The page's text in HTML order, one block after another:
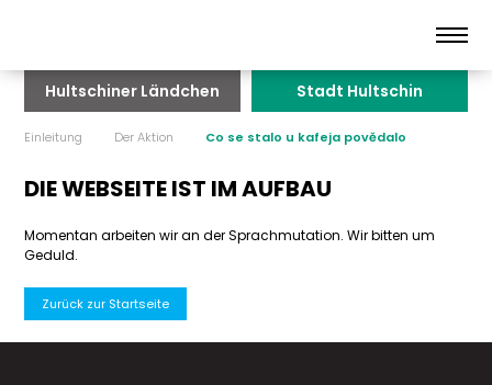
Hultschiner Ländchen Stadt Hultschin
Einleitung Der Aktion Co se stalo u kafeja povědalo
DIE WEBSEITE IST IM AUFBAU
Momentan arbeiten wir an der Sprachmutation. Wir bitten um
Geduld.
Zurück zur Startseite